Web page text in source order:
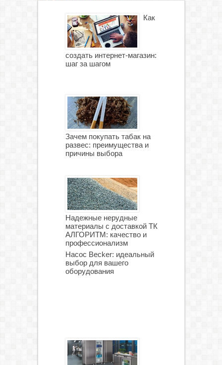
Как
создать интернет-магазин:
шаг за шагом
Зачем покупать табак на
развес: преимущества и
причины выбора
Надежные нерудные
материалы с доставкой ТК
АЛГОРИТМ: качество и
профессионализм
Насос Becker: идеальный
выбор для вашего
оборудования